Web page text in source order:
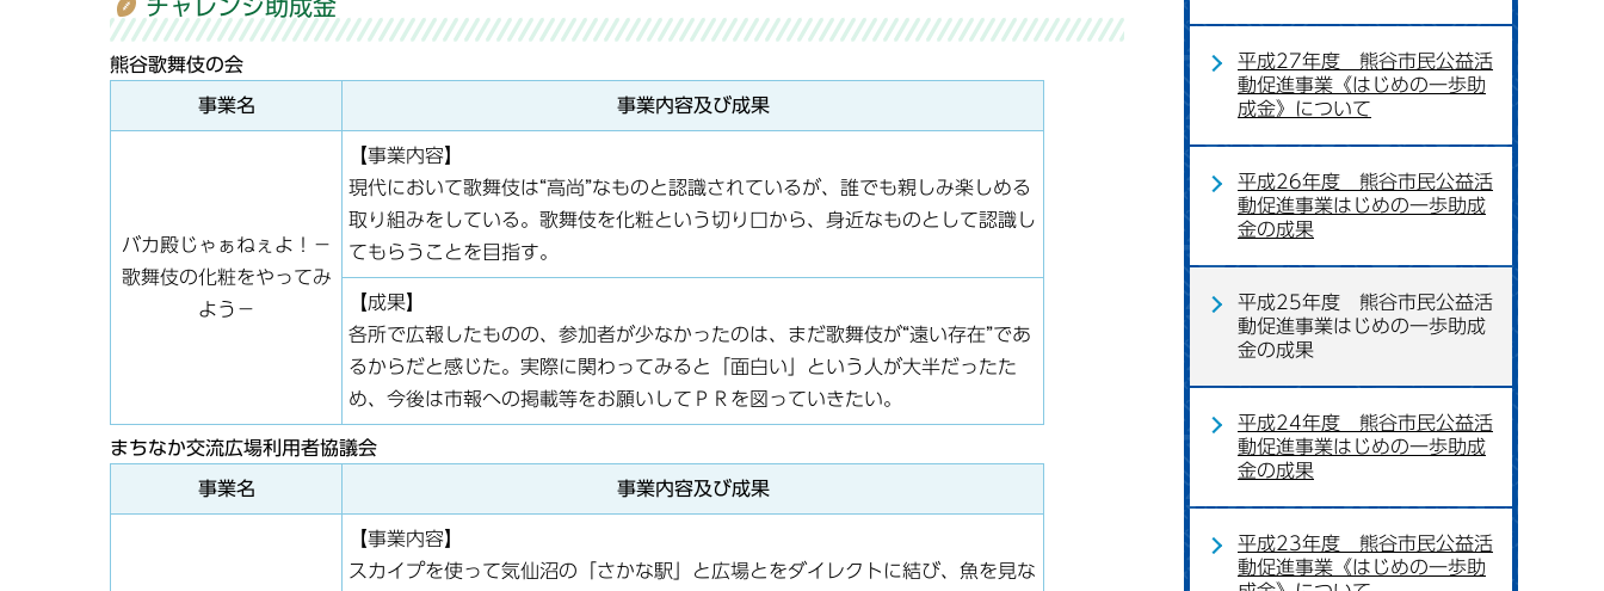
チャレンジ助成金
熊谷歌舞伎の会
事業名 事業内容及び成果
バカ殿じゃぁねぇよ！－
歌舞伎の化粧をやってみ
よう－
【事業内容】
現代において歌舞伎は“高尚”なものと認識されているが、誰でも親しみ楽しめる
取り組みをしている。歌舞伎を化粧という切り口から、身近なものとして認識し
てもらうことを目指す。
【成果】
各所で広報したものの、参加者が少なかったのは、まだ歌舞伎が“遠い存在”であ
るからだと感じた。実際に関わってみると「面白い」という人が大半だったた
め、今後は市報への掲載等をお願いしてＰＲを図っていきたい。
まちなか交流広場利用者協議会
事業名 事業内容及び成果
【事業内容】
スカイプを使って気仙沼の「さかな駅」と広場とをダイレクトに結び、魚を見な
平成27年度 熊谷市民公益活
動促進事業《はじめの一歩助
成金》について
平成26年度 熊谷市民公益活
動促進事業はじめの一歩助成
金の成果
平成25年度 熊谷市民公益活
動促進事業はじめの一歩助成
金の成果
平成24年度 熊谷市民公益活
動促進事業はじめの一歩助成
金の成果
平成23年度 熊谷市民公益活
動促進事業《はじめの一歩助